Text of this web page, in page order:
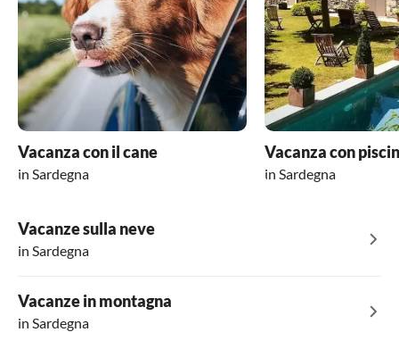
Vacanza con il cane
in Sardegna
Vacanza con
in Sardegna
Vacanze sulla neve
in Sardegna
Vacanze in montagna
in Sardegna